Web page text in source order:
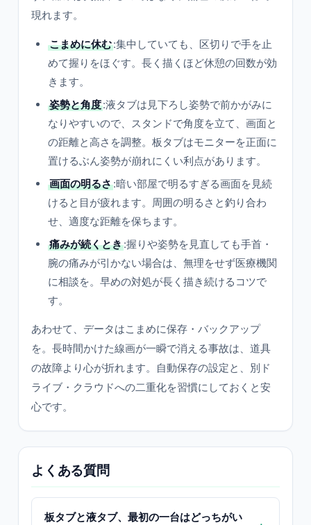
現れます。
こまめに休む:集中していても、区切りで手を止
めて握りをほぐす。長く描くほど休憩の回数が効
きます。
姿勢と角度:液タブは見下ろし姿勢で前かがみに
なりやすいので、スタンドで角度を立て、画面と
の距離と高さを調整。板タブはモニターを正面に
置けるぶん姿勢が崩れにくい利点があります。
画面の明るさ:暗い部屋で明るすぎる画面を見続
けると目が疲れます。周囲の明るさと釣り合わ
せ、適度な距離を保ちます。
痛みが続くとき:握りや姿勢を見直しても手首・
腕の痛みが引かない場合は、無理をせず医療機関
に相談を。早めの対処が長く描き続けるコツで
す。
あわせて、データはこまめに保存・バックアップ
を。長時間かけた線画が一瞬で消える事故は、道具
の故障より心が折れます。自動保存の設定と、別ド
ライブ・クラウドへの二重化を習慣にしておくと安
心です。
よくある質問
板タブと液タブ、最初の一台はどっちがい